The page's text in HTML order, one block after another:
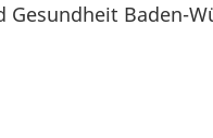
Baden-